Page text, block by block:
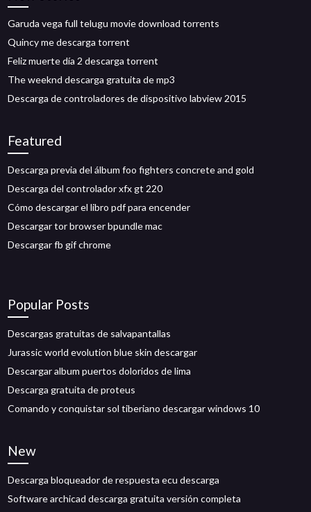
Garuda vega full telugu movie download torrents
Quincy me descarga torrent
Feliz muerte día 2 descarga torrent
The weeknd descarga gratuita de mp3
Descarga de controladores de dispositivo labview 2015
Featured
Descarga previa del álbum foo fighters concrete and gold
Descarga del controlador xfx gt 220
Cómo descargar el libro pdf para encender
Descargar tor browser bpundle mac
Descargar fb gif chrome
Popular Posts
Descargas gratuitas de salvapantallas
Jurassic world evolution blue skin descargar
Descargar album puertos doloridos de lima
Descarga gratuita de proteus
Comando y conquistar sol tiberiano descargar windows 10
New
Descarga bloqueador de respuesta ecu descarga
Software archicad descarga gratuita versión completa